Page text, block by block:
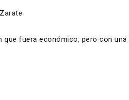
que fuera económico, pero con